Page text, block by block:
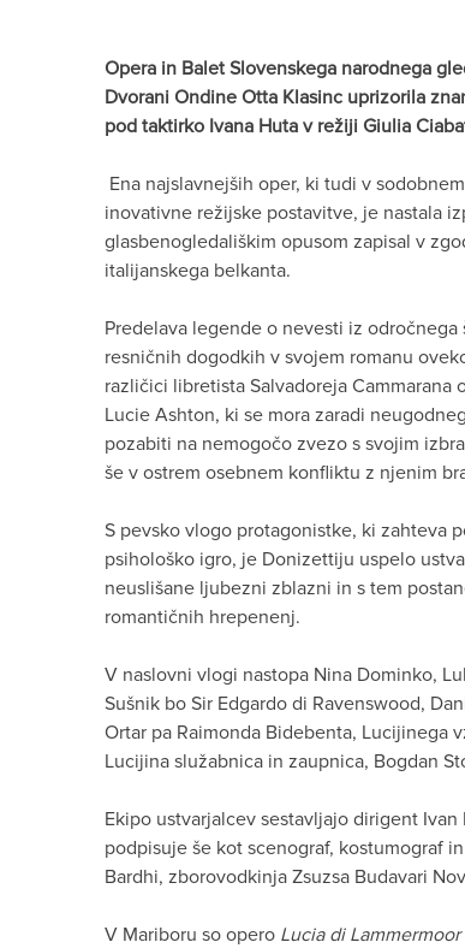
Opera in Balet Slovenskega narodnega
Dvorani Ondine Otta Klasinc uprizorila
pod taktirko Ivana Huta v režiji Giulia
Ena najslavnejših oper, ki tudi v
inovativne režijske postavitve, je nastala
glasbenogledališkim opusom zapisal v
italijanskega belkanta.
Predelava legende o nevesti iz
resničnih dogodkih v svojem romanu
različici libretista Salvadoreja
Lucie Ashton, ki se mora zaradi
pozabiti na nemogočo zvezo s svojim
še v ostrem osebnem konfliktu z njenim
S pevsko vlogo protagonistke, ki zahteva
psihološko igro, je Donizettiju uspelo
neuslišane ljubezni zblazni in s tem
romantičnih hrepenenj.
V naslovni vlogi nastopa Nina Dominko,
Sušnik bo Sir Edgardo di Ravenswood,
Ortar pa Raimonda Bidebenta, Lucijinega
Lucijina služabnica in zaupnica, Bogdan
Ekipo ustvarjalcev sestavljajo dirigent
podpisuje še kot scenograf, kostumograf
Bardhi, zborovodkinja Zsuzsa Budavari
V Mariboru so opero Lucia di Lammermoor